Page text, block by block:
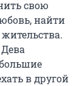
свою
найти
в другой